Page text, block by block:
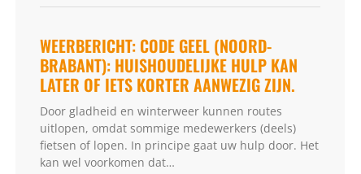
WEERBERICHT: CODE GEEL (NOORD-
BRABANT): HUISHOUDELIJKE HULP KAN
LATER OF IETS KORTER AANWEZIG ZIJN.
Door gladheid en winterweer kunnen routes
uitlopen, omdat sommige medewerkers (deels)
fietsen of lopen. In principe gaat uw hulp door. Het
kan wel voorkomen dat…